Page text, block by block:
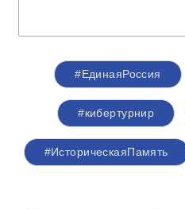
#‎ЕдинаяРоссия
#кибертурнир
#ИсторическаяПамять